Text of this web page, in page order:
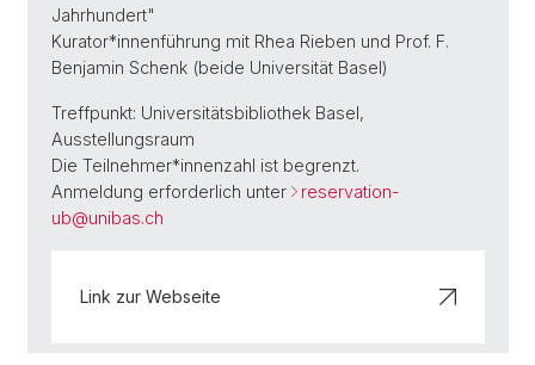
Jahrhundert"
Kurator*innenführung mit Rhea Rieben und Prof. F.
Benjamin Schenk (beide Universität Basel)
Treffpunkt: Universitätsbibliothek Basel,
Ausstellungsraum
Die Teilnehmer*innenzahl ist begrenzt.
Anmeldung erforderlich unter
reservation-
ub@unibas.ch
Link zur Webseite